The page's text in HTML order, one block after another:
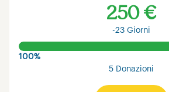
250 €
-23 Giorni
100%
5 Donazioni